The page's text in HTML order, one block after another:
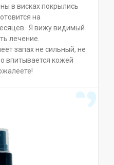
в висках покрылись
на
Я вижу видимый
лечение.
запах не сильный, не
впитывается кожей